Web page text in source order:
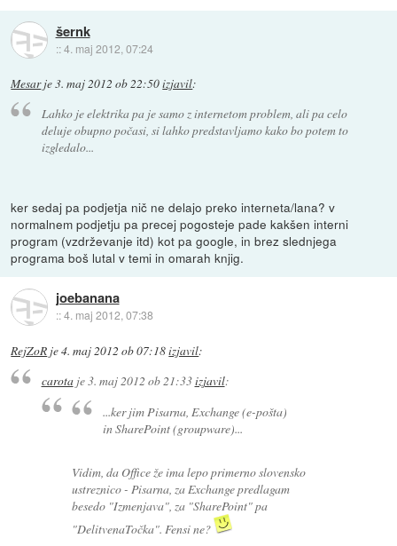
šernk
::4. maj 2012, 07:24
Mesarje3. maj 2012 ob 22:50izjavil:
Lahko je elektrika pa je samo z internetom problem, ali pa celo
deluje obupno počasi, si lahko predstavljamo kako bo potem to
izgledalo...
ker sedaj pa podjetja nič ne delajo preko interneta/lana? v
normalnem podjetju pa precej pogosteje pade kakšen interni
program (vzdrževanje itd) kot pa google, in brez slednjega
programa boš lutal v temi in omarah knjig.
joebanana
::4. maj 2012, 07:38
RejZoR je4. maj 2012 ob 07:18izjavil:
carotaje3. maj 2012 ob 21:33izjavil:
...ker jim Pisarna, Exchange (e-pošta)
in SharePoint (groupware)...
Vidim, da Office že ima lepo primerno slovensko
ustreznico - Pisarna, za Exchange predlagam
besedo "Izmenjava", za "SharePoint" pa
"DelitvenaTočka". Fensi ne?